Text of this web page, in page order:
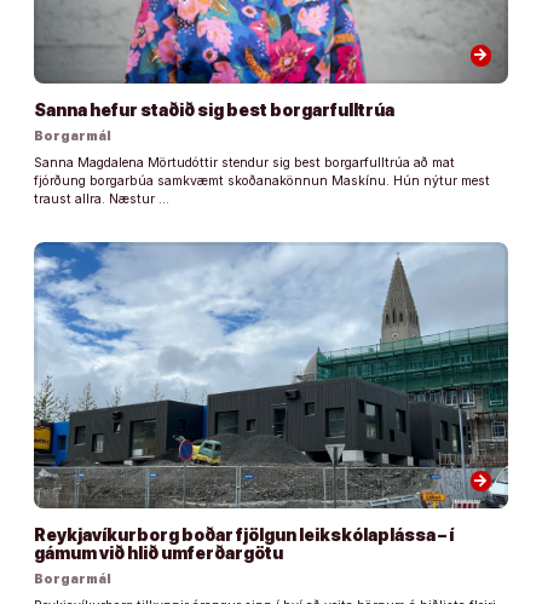
arrow_forward
Sanna hefur staðið sig best borgarfulltrúa
Borgarmál
Sanna Magdalena Mörtudóttir stendur sig best borgarfulltrúa að mat
fjórðung borgarbúa samkvæmt skoðanakönnun Maskínu. Hún nýtur mest
traust allra. Næstur …
arrow_forward
Reykjavíkurborg boðar fjölgun leikskólaplássa – í
gámum við hlið umferðargötu
Borgarmál